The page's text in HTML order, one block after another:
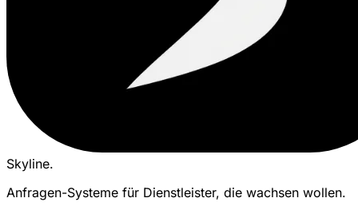
Skyline.
Anfragen-Systeme für Dienstleister, die wachsen wollen.